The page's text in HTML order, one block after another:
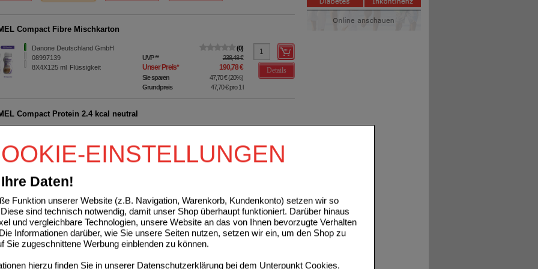
EINSTELLUNGEN
Daten!
Funktion unserer Website (z.B. Navigation, Warenkorb, Kundenkonto) setzen wir so
sind technisch notwendig, damit unser Shop überhaupt funktioniert. Darüber hinaus
und vergleichbare Technologien, unsere Website an das von Ihnen bevorzugte Verhalten
Informationen darüber, wie Sie unsere Seiten nutzen, setzen wir ein, um den Shop zu
Sie zugeschnittene Werbung einblenden zu können.
hierzu finden Sie in unserer Datenschutzerklärung bei dem Unterpunkt Cookies.
Compact Fibre Mischkarton
Danone Deutschland GmbH
08997139
8X4X125 ml Flüssigkeit
0
UVP** 238,48 €
Unser Preis* 190,78 €
Sie sparen 47,70 €(20%)
Grundpreis
47,70 €pro 1 l
Details
Compact Protein 2.4 kcal neutral
4X125
Flüssigkeit Unser Preis 16,99 €
Sie sparen 11,77 €(41%)
Details
ml
41%
8X4X125 ml
20%
Compact 2.4 kcal Schokoladengeschmack